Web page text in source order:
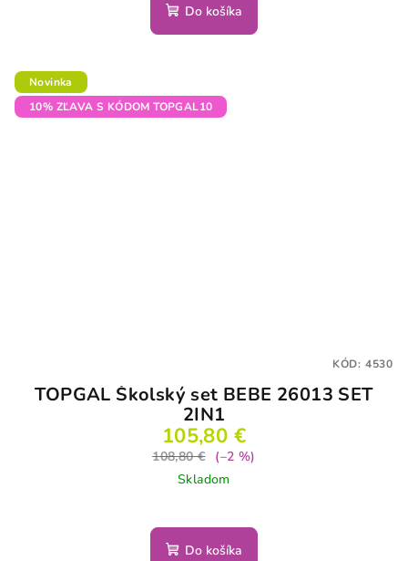
Do košíka
Novinka
10% ZĽAVA S KÓDOM TOPGAL10
TOPGAL Školský set BEBE 26013 SET
2IN1
105,80 €
108,80 €
(–2 %)
Skladom
Do košíka
KÓD: 4530